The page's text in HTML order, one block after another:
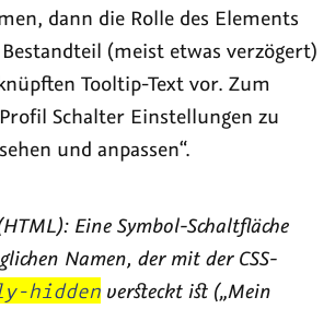
dann die Rolle des Elements
(meist etwas verzögert)
Tooltip-Text vor. Zum
Schalter Einstellungen zu
und anpassen .
Eine Symbol-Schaltfläche
Namen, der mit der CSS-
hidden versteckt ist („Mein